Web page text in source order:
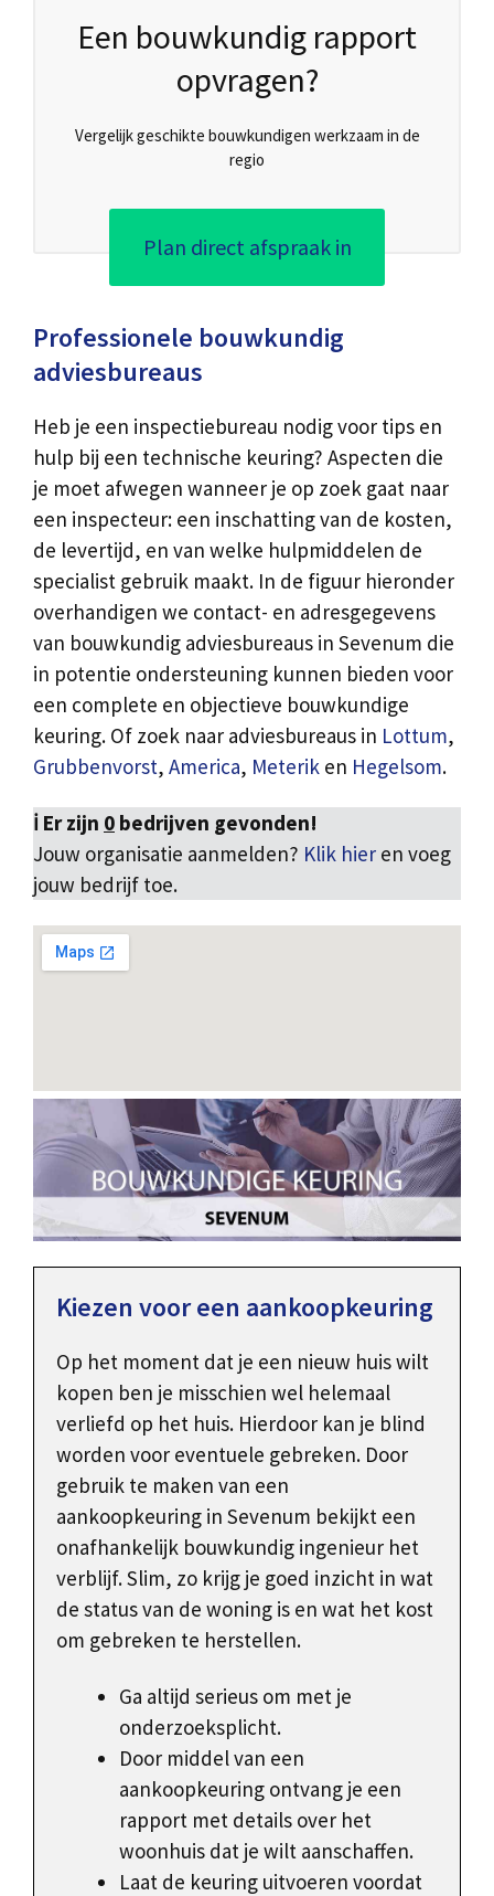
Een bouwkundig rapport
opvragen?
Vergelijk geschikte bouwkundigen werkzaam in de
regio
Plan direct afspraak in
Professionele bouwkundig
adviesbureaus
Heb je een inspectiebureau nodig voor tips en
hulp bij een technische keuring? Aspecten die
je moet afwegen wanneer je op zoek gaat naar
een inspecteur: een inschatting van de kosten,
de levertijd, en van welke hulpmiddelen de
specialist gebruik maakt. In de figuur hieronder
overhandigen we contact- en adresgegevens
van bouwkundig adviesbureaus in Sevenum die
in potentie ondersteuning kunnen bieden voor
een complete en objectieve bouwkundige
keuring. Of zoek naar adviesbureaus in Lottum,
Grubbenvorst, America, Meterik en Hegelsom.
ℹ️ Er zijn 0 bedrijven gevonden!
Jouw organisatie aanmelden? Klik hier en voeg
jouw bedrijf toe.
Kiezen voor een aankoopkeuring
Op het moment dat je een nieuw huis wilt
kopen ben je misschien wel helemaal
verliefd op het huis. Hierdoor kan je blind
worden voor eventuele gebreken. Door
gebruik te maken van een
aankoopkeuring in Sevenum bekijkt een
onafhankelijk bouwkundig ingenieur het
verblijf. Slim, zo krijg je goed inzicht in wat
de status van de woning is en wat het kost
om gebreken te herstellen.
Ga altijd serieus om met je
onderzoeksplicht.
Door middel van een
aankoopkeuring ontvang je een
rapport met details over het
woonhuis dat je wilt aanschaffen.
Laat de keuring uitvoeren voordat